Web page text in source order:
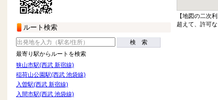
ルート検索
検 索
最寄り駅からルートを検索
狭山市駅(西武 新宿線)
稲荷山公園駅(西武 池袋線)
入曽駅(西武 新宿線)
入間市駅(西武 池袋線)
【地図の二次
超えて、許可